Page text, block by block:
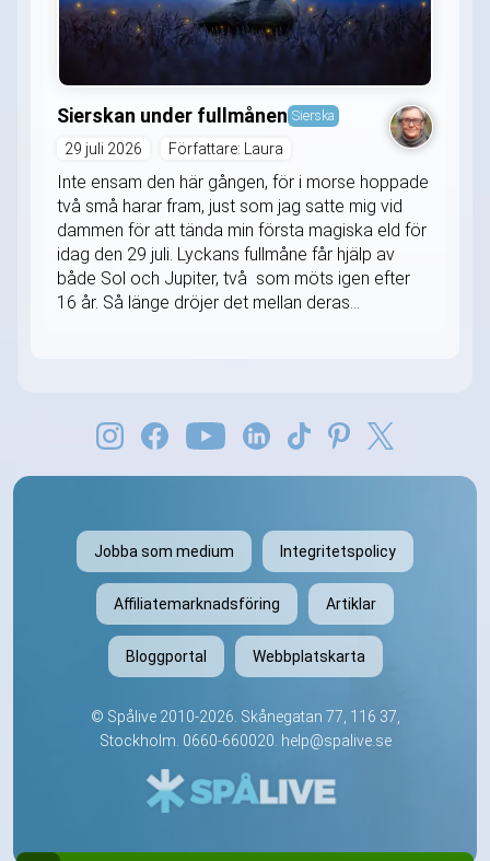
Sierskan under fullmånen Sierska
29 juli 2026 Författare: Laura
Inte ensam den här gången, för i morse hoppade
två små harar fram, just som jag satte mig vid
dammen för att tända min första magiska eld för
idag den 29 juli. Lyckans fullmåne får hjälp av
både Sol och Jupiter, två som möts igen efter
16 år. Så länge dröjer det mellan deras...
Jobba som medium Integritetspolicy
Affiliatemarknadsföring Artiklar
Bloggportal Webbplatskarta
© Spålive2010-2026. Skånegatan 77, 116 37,
Stockholm. 0660-660020. help@spalive.se